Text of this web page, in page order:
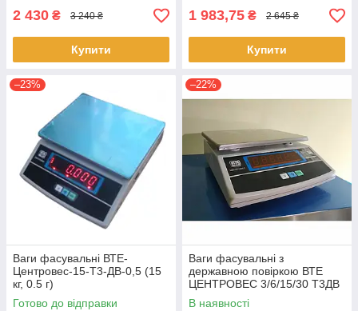
2 430 ₴ 3 240 ₴
Купити
1 983,75 ₴ 2 645 ₴
Купити
–23%
Ваги фасувальні ВТЕ-
Центровес-15-Т3-ДВ-0,5 (15
кг, 0.5 г)
Готово до відправки
–22%
Ваги фасувальні з
державною повіркою ВТЕ
ЦЕНТРОВЕС 3/6/15/30 Т3ДВ
(T3DV)
В наявності